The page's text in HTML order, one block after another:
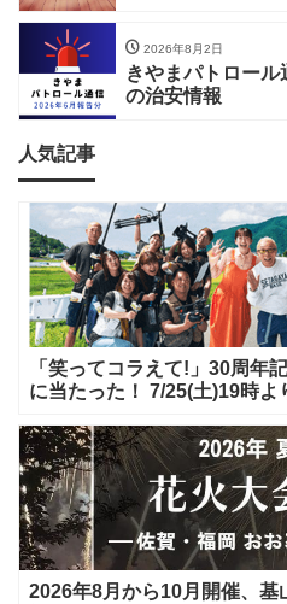
2026年8月2日
きやまパトロー
の治安情報
人気記事
「笑ってコラえて!」30周年
に当たった！ 7/25(土)19時よ
2026年8月から10月開催、基